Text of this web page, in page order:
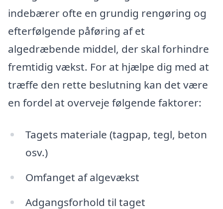
indebærer ofte en grundig rengøring og
efterfølgende påføring af et
algedræbende middel, der skal forhindre
fremtidig vækst. For at hjælpe dig med at
træffe den rette beslutning kan det være
en fordel at overveje følgende faktorer:
Tagets materiale (tagpap, tegl, beton
osv.)
Omfanget af algevækst
Adgangsforhold til taget